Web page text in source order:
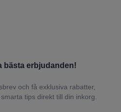
bästa erbjudanden!
och få exklusiva rabatter,
tips direkt till din inkorg.